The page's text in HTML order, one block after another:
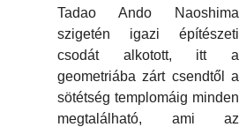
Tadao Ando Naoshima
szigetén igazi építészeti
csodát alkotott, itt a
geometriába zárt csendtől a
sötétség templomáig minden
megtalálható, ami az